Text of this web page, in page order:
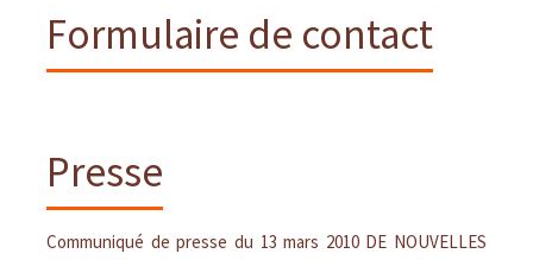
Formulaire de contact
Presse
Communiqué de presse du 13 mars 2010 DE NOUVELLES